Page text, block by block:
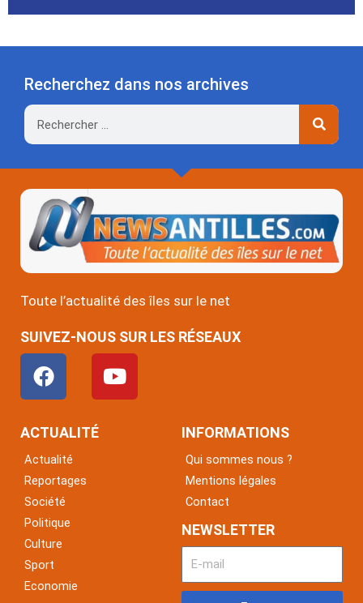
Recherchez dans nos archives
Rechercher
Toute l’actualité des îles sur le net
SUIVEZ-NOUS SUR LES RÉSEAUX
F
a
c
e
o
o
k
Y
o
u
ACTUALITÉ
Actualité
Reportages
Société
Politique
Culture
Sport
Economie
INFORMATIONS
Qui sommes nous ?
Mentions légales
Contact
NEWSLETTER